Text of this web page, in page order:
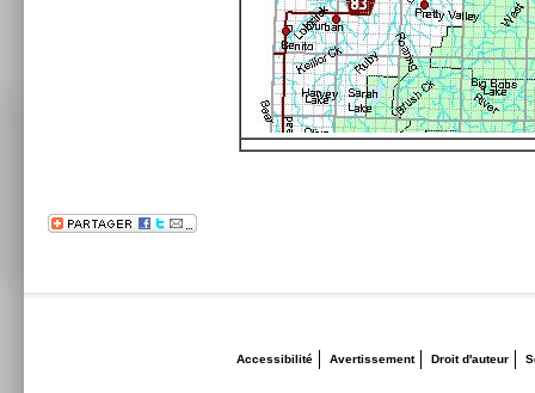
Accessibilité Avertissement Droit d'auteur